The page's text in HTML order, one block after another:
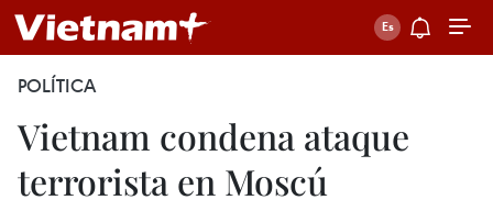
POLÍTICA
Vietnam condena ataque
terrorista en Moscú